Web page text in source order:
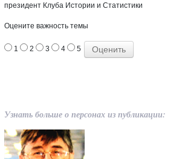
президент Клуба Истории и Статистики
Оцените важность темы
1 2 3 4 5
Узнать больше о персонах из публикации: